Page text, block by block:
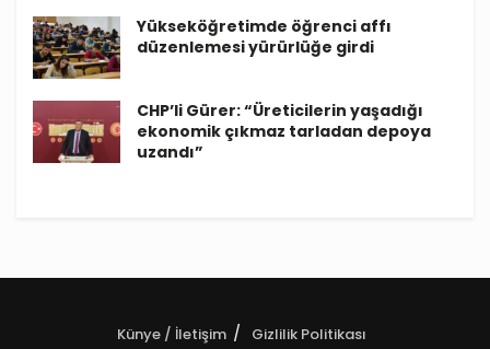
Yükseköğretimde öğrenci affı
düzenlemesi yürürlüğe girdi
CHP’li Gürer: “Üreticilerin yaşadığı
ekonomik çıkmaz tarladan depoya
uzandı”
Künye / İletişim Gizlilik Politikası